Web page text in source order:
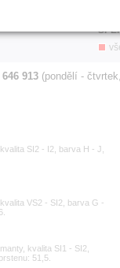
646 913 (pondělí -
SI2 - I2, barva H - J,
VS2 - SI2, barva G -
kvalita SI1 - SI2,
51,5.